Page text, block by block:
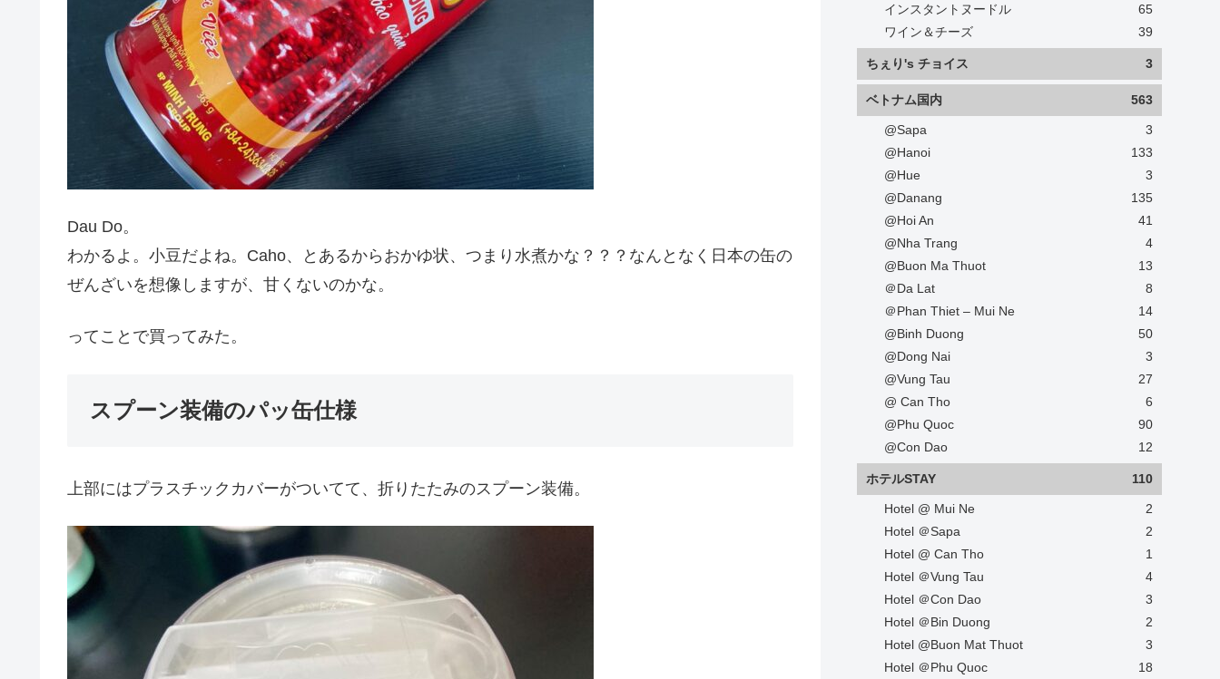
Dau Do。
わかるよ。小豆だよね。Caho、とあるからおかゆ状、つまり水煮かな？？？なんとなく日本の缶の
ぜんざいを想像しますが、甘くないのかな。
ってことで買ってみた。
スプーン装備のパッ缶仕様
上部にはプラスチックカバーがついてて、折りたたみのスプーン装備。
インスタントヌードル
65
ワイン＆チーズ
39
ちぇり's チョイス 3
ベトナム国内 563
@Sapa
3
@Hanoi
133
@Hue
3
@Danang
135
@Hoi An
41
@Nha Trang
4
@Buon Ma Thuot
13
＠Da Lat
8
＠Phan Thiet – Mui Ne
14
@Binh Duong
50
@Dong Nai
3
@Vung Tau
27
@ Can Tho
6
@Phu Quoc
90
@Con Dao
12
ホテルSTAY 110
Hotel @ Mui Ne
2
Hotel ＠Sapa
2
Hotel @ Can Tho
1
Hotel ＠Vung Tau
4
Hotel ＠Con Dao
3
Hotel ＠Bin Duong
2
Hotel @Buon Mat Thuot
3
Hotel ＠Phu Quoc
18